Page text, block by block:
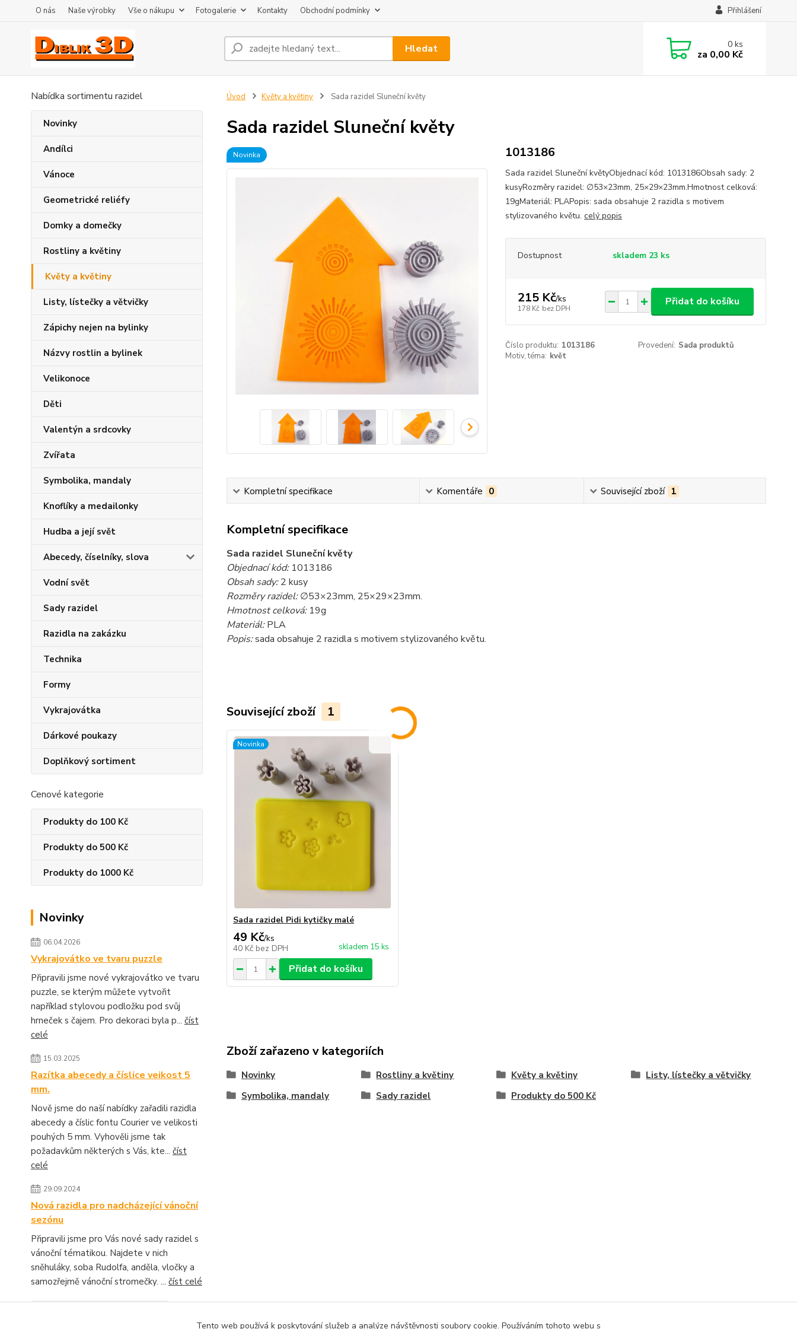
O nás Naše výrobky Vše o nákupu Fotogalerie Kontakty Obchodní podmínky Přihlášení
Hledat 0ks
za 0,00 Kč
Nabídka sortimentu razidel
Novinky
Andílci
Vánoce
Geometrické reliéfy
Domky a domečky
Rostliny a květiny
Květy a květiny
Listy, lístečky a větvičky
Zápichy nejen na bylinky
Názvy rostlin a bylinek
Velikonoce
Děti
Valentýn a srdcovky
Zvířata
Symbolika, mandaly
Knoflíky a medailonky
Hudba a její svět
Abecedy, číselníky, slova
Vodní svět
Sady razidel
Razidla na zakázku
Technika
Formy
Vykrajovátka
Dárkové poukazy
Doplňkový sortiment
Cenové kategorie
Produkty do 100 Kč
Produkty do 500 Kč
Produkty do 1000 Kč
Novinky
06.04.2026
Vykrajovátko ve tvaru puzzle
Připravili jsme nové vykrajovátko ve tvaru
puzzle, se kterým můžete vytvořit
například stylovou podložku pod svůj
hrneček s čajem. Pro dekoraci byla p... číst
celé
15.03.2025
Razítka abecedy a číslice veikost 5
mm.
Nově jsme do naší nabídky zařadili razidla
abecedy a číslic fontu Courier ve velikosti
pouhých 5 mm. Vyhověli jsme tak
požadavkům některých s Vás, kte... číst
celé
29.09.2024
Nová razidla pro nadcházející vánoční
sezónu
Připravili jsme pro Vás nové sady razidel s
vánoční tématikou. Najdete v nich
sněhuláky, soba Rudolfa, anděla, vločky a
samozřejmě vánoční stromečky. ... číst celé
Úvod Květy a květiny Sada razidel Sluneční květy
Sada razidel Sluneční květy
Novinka 1013186
Sada razidel Sluneční květyObjednací kód: 1013186Obsah sady: 2
kusyRozměry razidel: ∅53×23mm, 25×29×23mm.Hmotnost celková:
19gMateriál: PLAPopis: sada obsahuje 2 razidla s motivem
stylizovaného květu. celý popis
Dostupnost skladem 23 ks
215 Kč/ks
178 Kč bez DPH
Přidat do košíku
Číslo produktu: 1013186 Provedení: Sada produktů
Motiv, téma: květ
Kompletní specifikace Komentáře 0 Související zboží 1
Kompletní specifikace
Sada razidel Sluneční květy
Objednací kód: 1013186
Obsah sady:2 kusy
Rozměry razidel:∅53×23mm, 25×29×23mm.
Hmotnost celková:19g
Materiál:PLA
Popis:sada obsahuje 2 razidla s motivem stylizovaného květu.
Související zboží 1
Novinka
Sada razidel Pidi kytičky malé
49 Kč/ks
40 Kč bez DPH skladem 15 ks
Přidat do košíku
Zboží zařazeno v kategoriích
Novinky Rostliny a květiny Květy a květiny
Listy, lístečky a větvičky
Symbolika, mandaly
Sady razidel Produkty do 500 Kč
Tento web používá k poskytování služeb a analýze návštěvnosti soubory cookie. Používáním tohoto webu s